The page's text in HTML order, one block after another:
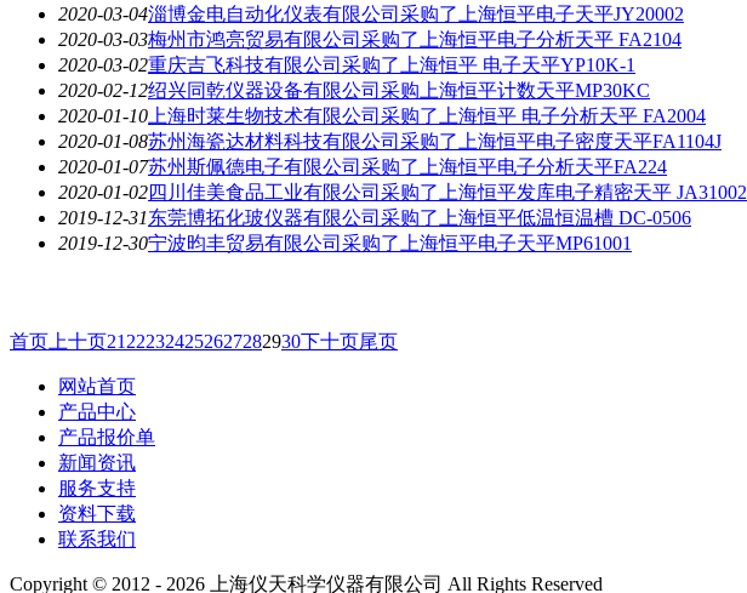
2020-03-04淄博金电自动化仪表有限公司采购了上海恒平电子天平JY20002
2020-03-03梅州市鸿亮贸易有限公司采购了上海恒平电子分析天平 FA2104
2020-03-02重庆吉飞科技有限公司采购了上海恒平 电子天平YP10K-1
2020-02-12绍兴同乾仪器设备有限公司采购上海恒平计数天平MP30KC
2020-01-10 上海时莱生物技术有限公司采购了上海恒平 电子分析天平 FA2004
2020-01-08苏州海瓷达材料科技有限公司采购了上海恒平电子密度天平FA1104J
2020-01-07苏州斯佩德电子有限公司采购了上海恒平电子分析天平FA224
2020-01-02四川佳美食品工业有限公司采购了上海恒平发库电子精密天平 JA31002
2019-12-31东莞博拓化玻仪器有限公司采购了上海恒平低温恒温槽 DC-0506
2019-12-30宁波昀丰贸易有限公司采购了上海恒平电子天平MP61001
首页 上十页21 222324252627282930下十页尾页
网站首页
产品中心
产品报价单
新闻资讯
服务支持
资料下载
联系我们
Copyright © 2012 - 2026 上海仪天科学仪器有限公司 All Rights Reserved